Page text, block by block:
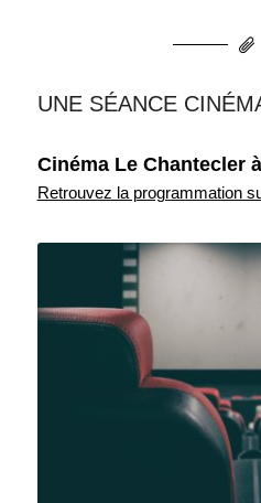
UNE SÉANCE
Cinéma Le Chantecler
Retrouvez la programmation